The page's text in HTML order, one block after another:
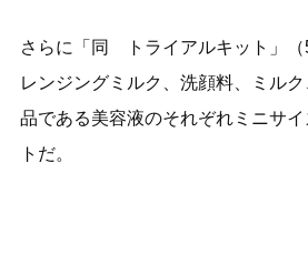
さらに「同 トライアルキット」（
レンジングミルク、洗顔料、ミル
品である美容液のそれぞれミニサ
トだ。